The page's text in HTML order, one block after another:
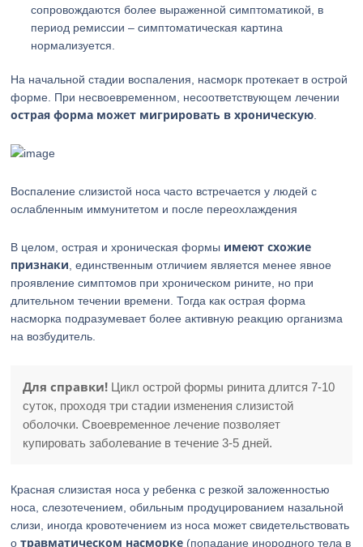
сопровождаются более выраженной симптоматикой, в
период ремиссии – симптоматическая картина
нормализуется.
На начальной стадии воспаления, насморк протекает в острой
форме. При несвоевременном, несоответствующем лечении
острая форма может мигрировать в хроническую
Воспаление слизистой носа часто встречается у людей с
ослабленным иммунитетом и после переохлаждения
В целом, острая и хроническая формы имеют схожие
признаки , единственным отличием является менее явное
проявление симптомов при хроническом рините, но при
длительном течении времени. Тогда как острая форма
насморка подразумевает более активную реакцию организма
на возбудитель.
Для справки! Цикл острой формы ринита длится 7-10
суток, проходя три стадии изменения слизистой
оболочки. Своевременное лечение позволяет
купировать заболевание в течение 3-5 дней.
Красная слизистая носа у ребенка с резкой заложенностью
носа, слезотечением, обильным продуцированием назальной
слизи, иногда кровотечением из носа может свидетельствовать
отравматическом насморке (попадание инородного тела в